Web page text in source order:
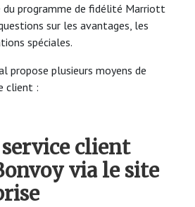
du programme de fidélité Marriott
sur les avantages, les
spéciales.
propose plusieurs moyens de
client :
client
via le site